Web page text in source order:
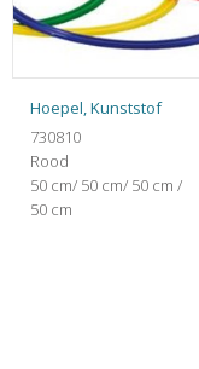
Hoepel, Kunststof
730810
Rood
50 cm/ 50 cm/ 50 cm /
50 cm